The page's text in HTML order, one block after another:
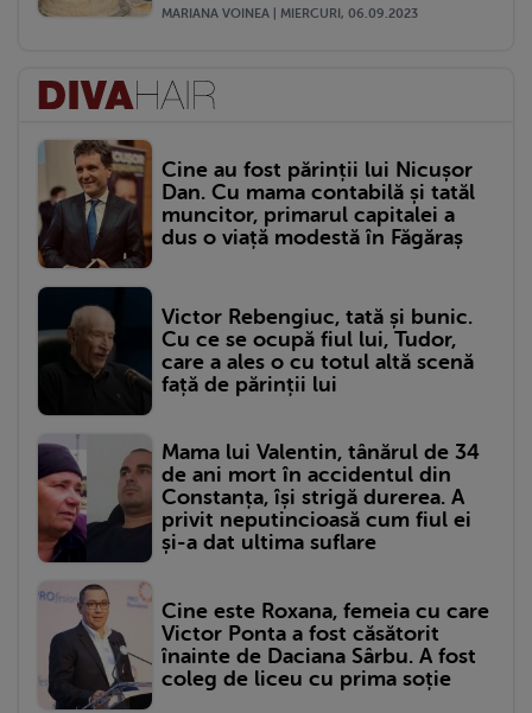
MARIANA VOINEA | MIERCURI, 06.09.2023
Cine au fost părinții lui Nicușor
Dan. Cu mama contabilă și tatăl
muncitor, primarul capitalei a
dus o viață modestă în Făgăraș
Victor Rebengiuc, tată și bunic.
Cu ce se ocupă fiul lui, Tudor,
care a ales o cu totul altă scenă
față de părinții lui
Mama lui Valentin, tânărul de 34
de ani mort în accidentul din
Constanța, își strigă durerea. A
privit neputincioasă cum fiul ei
și-a dat ultima suflare
Cine este Roxana, femeia cu care
Victor Ponta a fost căsătorit
înainte de Daciana Sârbu. A fost
coleg de liceu cu prima soție